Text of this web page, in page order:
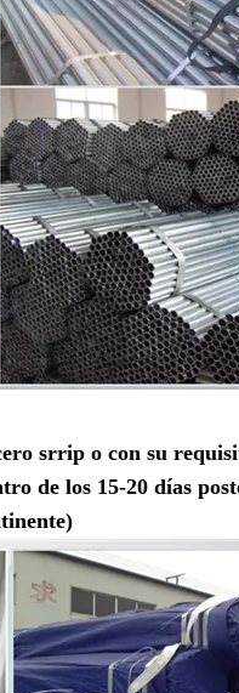
srrip o con su
de los 15-20 días